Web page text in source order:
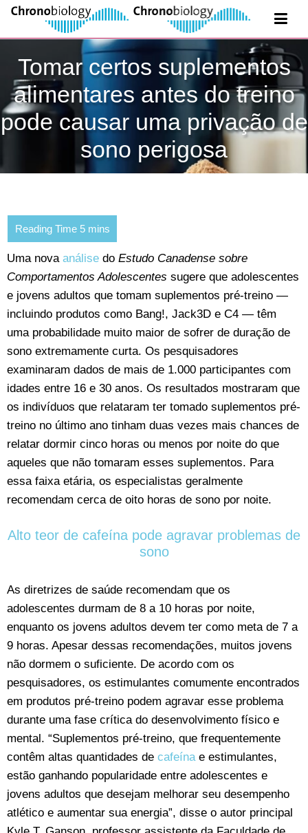
Tomar certos suplementos
alimentares antes do treino
pode causar uma privação de
sono perigosa
Uma nova análise do Estudo Canadense sobre
Comportamentos Adolescentes sugere que adolescentes
e jovens adultos que tomam suplementos pré-treino —
incluindo produtos como Bang!, Jack3D e C4 — têm
uma probabilidade muito maior de sofrer de duração de
sono extremamente curta. Os pesquisadores
examinaram dados de mais de 1.000 participantes com
idades entre 16 e 30 anos. Os resultados mostraram que
os indivíduos que relataram ter tomado suplementos pré-
treino no último ano tinham duas vezes mais chances de
relatar dormir cinco horas ou menos por noite do que
aqueles que não tomaram esses suplementos. Para
essa faixa etária, os especialistas geralmente
recomendam cerca de oito horas de sono por noite.
Alto teor de cafeína pode agravar problemas de
sono
As diretrizes de saúde recomendam que os
adolescentes durmam de 8 a 10 horas por noite,
enquanto os jovens adultos devem ter como meta de 7 a
9 horas. Apesar dessas recomendações, muitos jovens
não dormem o suficiente. De acordo com os
pesquisadores, os estimulantes comumente encontrados
em produtos pré-treino podem agravar esse problema
durante uma fase crítica do desenvolvimento físico e
mental. “Suplementos pré-treino, que frequentemente
contêm altas quantidades de cafeínae estimulantes,
estão ganhando popularidade entre adolescentes e
jovens adultos que desejam melhorar seu desempenho
atlético e aumentar sua energia”, disse o autor principal